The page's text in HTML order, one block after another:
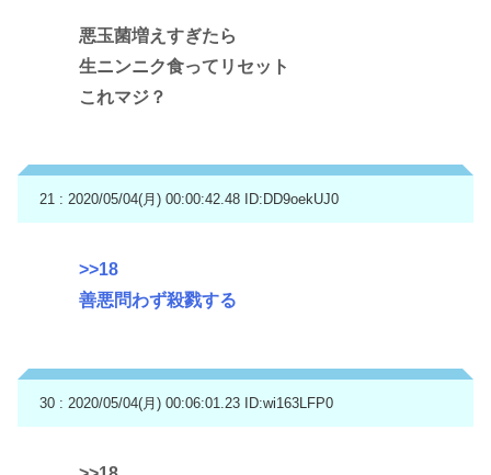
悪玉菌増えすぎたら
生ニンニク食ってリセット
これマジ？
21 : 2020/05/04(月) 00:00:42.48 ID:DD9oekUJ0
>>18
善悪問わず殺戮する
30 : 2020/05/04(月) 00:06:01.23 ID:wi163LFP0